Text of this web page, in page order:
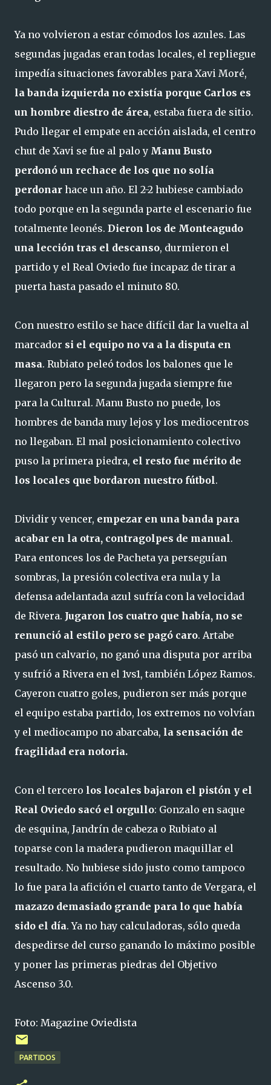
Ya no volvieron a estar cómodos los azules. Las
segundas jugadas eran todas locales, el repliegue
impedía situaciones favorables para Xavi Moré,
la banda izquierda no existía porque Carlos es
un hombre diestro de área, estaba fuera de sitio.
Pudo llegar el empate en acción aislada, el centro
chut de Xavi se fue al palo y Manu Busto
perdonó un rechace de los que no solía
perdonar hace un año. El 2-2 hubiese cambiado
todo porque en la segunda parte el escenario fue
totalmente leonés. Dieron los de Monteagudo
una lección tras el descanso, durmieron el
partido y el Real Oviedo fue incapaz de tirar a
puerta hasta pasado el minuto 80.
Con nuestro estilo se hace difícil dar la vuelta al
marcador si el equipo no va a la disputa en
masa. Rubiato peleó todos los balones que le
llegaron pero la segunda jugada siempre fue
para la Cultural. Manu Busto no puede, los
hombres de banda muy lejos y los mediocentros
no llegaban. El mal posicionamiento colectivo
puso la primera piedra, el resto fue mérito de
los locales que bordaron nuestro fútbol.
Dividir y vencer, empezar en una banda para
acabar en la otra, contragolpes de manual.
Para entonces los de Pacheta ya perseguían
sombras, la presión colectiva era nula y la
defensa adelantada azul sufría con la velocidad
de Rivera. Jugaron los cuatro que había, no se
renunció al estilo pero se pagó caro. Artabe
pasó un calvario, no ganó una disputa por arriba
y sufrió a Rivera en el 1vs1, también López Ramos.
Cayeron cuatro goles, pudieron ser más porque
el equipo estaba partido, los extremos no volvían
y el mediocampo no abarcaba, la sensación de
fragilidad era notoria.
Con el tercero los locales bajaron el pistón y el
Real Oviedo sacó el orgullo: Gonzalo en saque
de esquina, Jandrín de cabeza o Rubiato al
toparse con la madera pudieron maquillar el
resultado. No hubiese sido justo como tampoco
lo fue para la afición el cuarto tanto de Vergara, el
mazazo demasiado grande para lo que había
sido el día. Ya no hay calculadoras, sólo queda
despedirse del curso ganando lo máximo posible
y poner las primeras piedras del Objetivo
Ascenso 3.0.
Foto: Magazine Oviedista
PARTIDOS